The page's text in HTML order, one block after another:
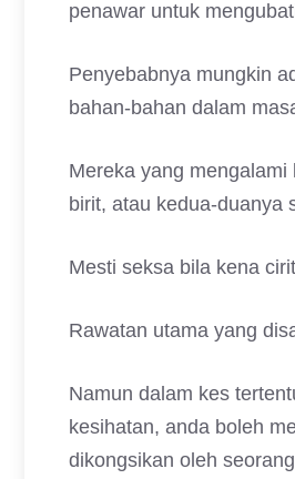
penawar untuk
Penyebabnya mungkin
bahan-bahan dalam
Mereka yang
birit, atau kedua-duanya
Mesti seksa bila kena
Rawatan utama yang
Namun dalam kes
kesihatan, anda boleh
dikongsikan oleh